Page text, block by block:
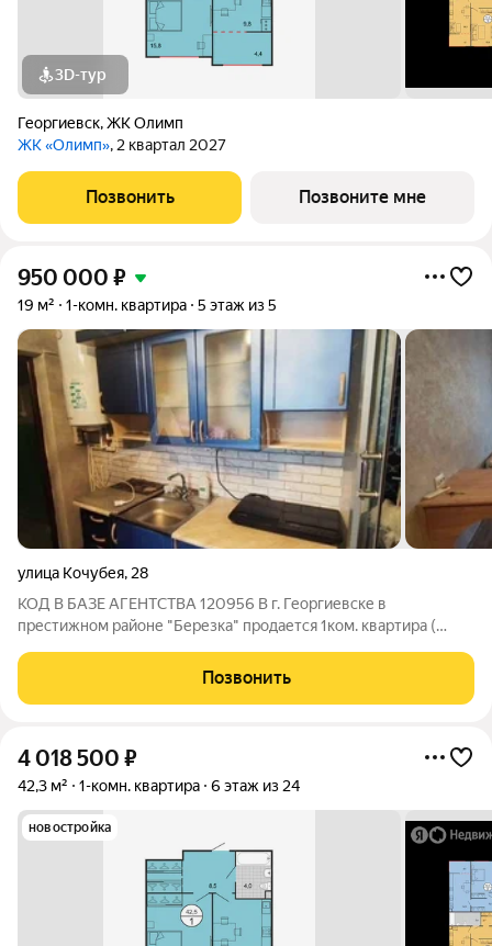
3D-тур
Георгиевск,ЖК Олимп
ЖК «Олимп», 2 квартал 2027
Позвонить Позвоните мне
950 000 ₽
19 м² 1-комн. квартира 5 этаж из 5
улица Кочубея, 28
КОД В БАЗЕ АГЕНТСТВА 120956 В г. Георгиевске в
престижном районе "Березка" продается 1ком. квартира (
комфорт, который чувствуется благодаря хорошему ремонту.
В комнате все удобства, бойлер,
Позвонить
4 018 500 ₽
42,3 м² 1-комн. квартира 6 этаж из 24
новостройка